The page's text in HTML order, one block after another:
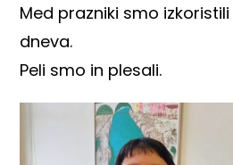
Med prazniki smo
dneva.
Peli smo in plesali.